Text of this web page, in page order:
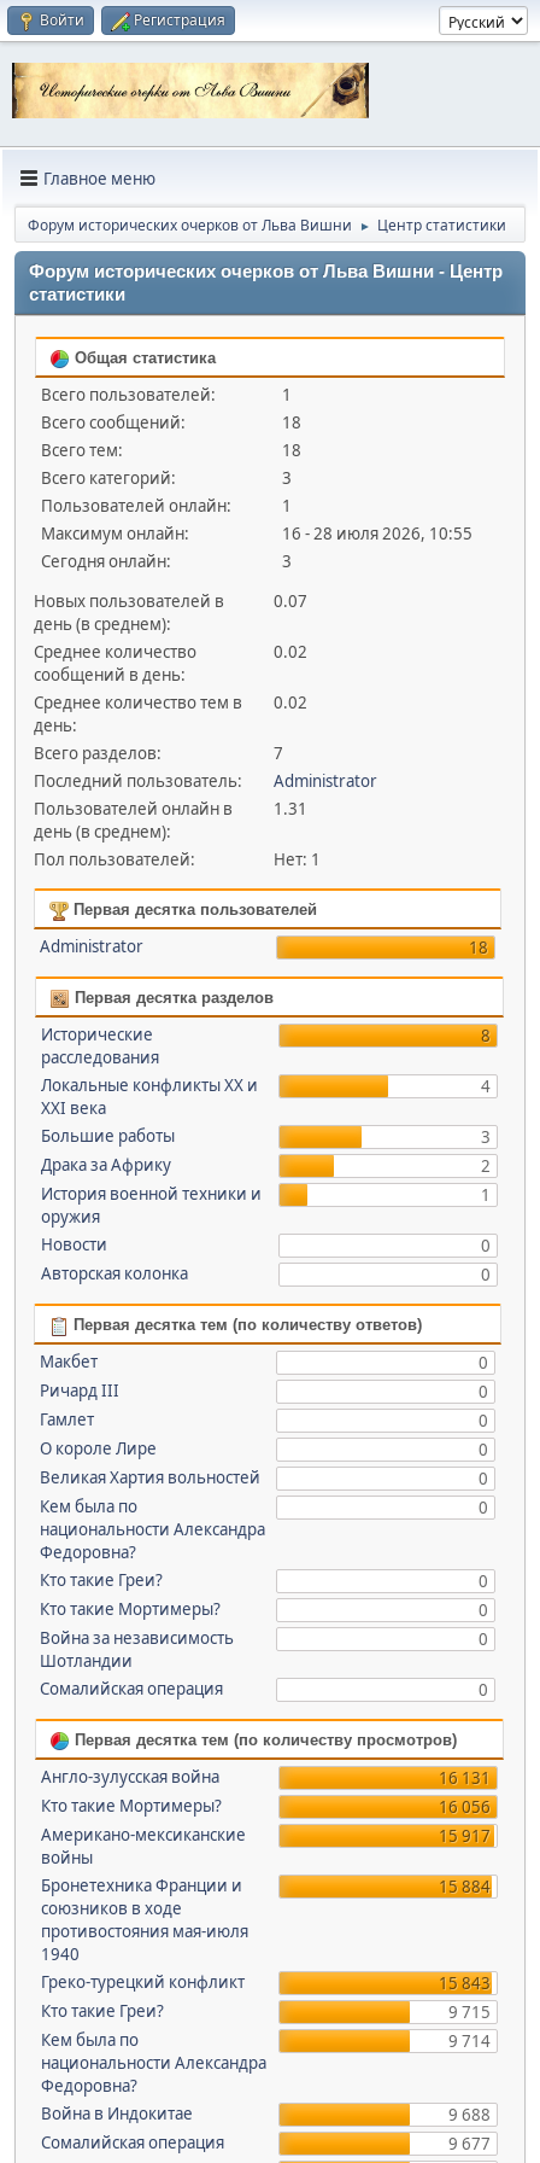
Войти Регистрация
Главное меню
Форум исторических очерков от Льва Вишни ► Центр статистики
Форум исторических очерков от Льва Вишни - Центр
статистики
Общая статистика
Всего пользователей:
1
Всего сообщений:
18
Всего тем:
18
Всего категорий:
3
Пользователей онлайн:
1
Максимум онлайн:
16 - 28 июля 2026, 10:55
Сегодня онлайн:
3
Новых пользователей в
день (в среднем):
0.07
Среднее количество
сообщений в день:
0.02
Среднее количество тем в
день:
0.02
Всего разделов:
7
Последний пользователь:
Administrator
Пользователей онлайн в
день (в среднем):
1.31
Пол пользователей: Нет: 1
Первая десятка пользователей
Administrator 18
Первая десятка разделов
Исторические
расследования
8
Локальные конфликты XX и
XXI века
4
Большие работы
3
Драка за Африку
2
История военной техники и
оружия
1
Новости
0
Авторская колонка
0
Первая десятка тем (по количеству ответов)
Макбет
0
Ричард III
0
Гамлет
0
О короле Лире
0
Великая Хартия вольностей
0
Кем была по
национальности Александра
Федоровна?
0
Кто такие Греи?
0
Кто такие Мортимеры?
0
Война за независимость
Шотландии
0
Сомалийская операция 0
Первая десятка тем (по количеству просмотров)
Англо-зулусская война
16 131
Кто такие Мортимеры?
16 056
Американо-мексиканские
войны
15 917
Бронетехника Франции и
союзников в ходе
противостояния мая-июля
1940
15 884
Греко-турецкий конфликт
15 843
Кто такие Греи?
9 715
Кем была по
национальности Александра
Федоровна?
9 714
Война в Индокитае
9 688
Сомалийская операция
9 677